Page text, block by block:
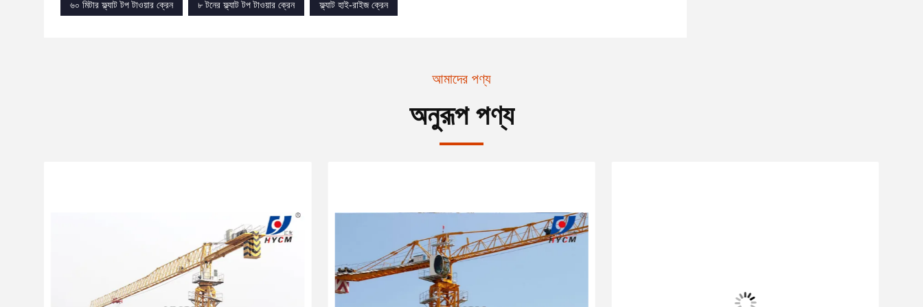
৬০ মিটার ফ্ল্যাট টপ টাওয়ার ক্রেন ৮ টনের ফ্ল্যাট টপ টাওয়ার ক্রেন ফ্ল্যাট হাই-রাইজ ক্রেন
আমাদের পণ্য
অনুরূপ পণ্য